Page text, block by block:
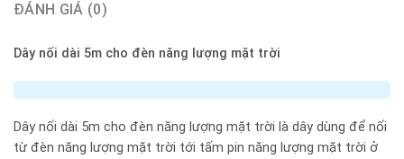
ĐÁNH GIÁ (0)
Dây nối dài 5m cho đèn năng lượng mặt trời
Dây nối dài 5m cho đèn năng lượng mặt trời là dây dùng để nối
từ đèn năng lượng mặt trời tới tấm pin năng lượng mặt trời ở